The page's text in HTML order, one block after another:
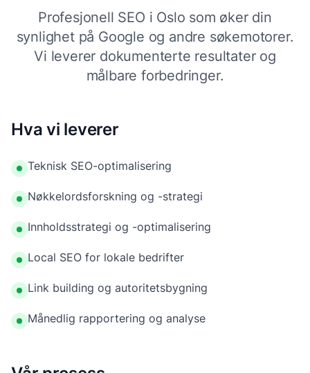
Profesjonell SEO i Oslo som øker din
synlighet på Google og andre søkemotorer.
Vi leverer dokumenterte resultater og
målbare forbedringer.
Hva vi leverer
Teknisk SEO-optimalisering
Nøkkelordsforskning og -strategi
Innholdsstrategi og -optimalisering
Local SEO for lokale bedrifter
Link building og autoritetsbygning
Månedlig rapportering og analyse